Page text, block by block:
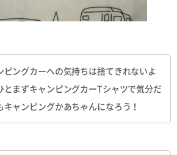
ピングカーへの気持ちは捨てきれないよ
とまずキャンピングカーTシャツで気分だ
キャンピングかあちゃんになろう！